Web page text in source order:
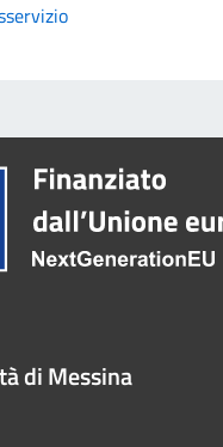
di Messina